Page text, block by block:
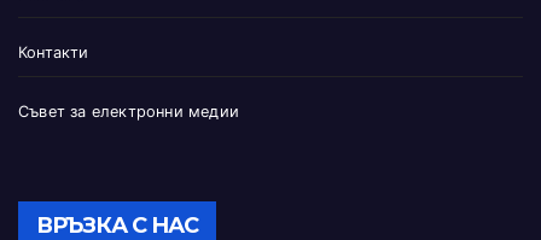
Контакти
Съвет за електронни медии
ВРЪЗКА С НАС